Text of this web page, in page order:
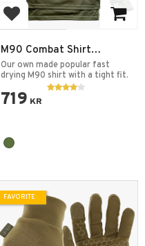
Add to favorites
M90 Combat Shirt
Quickdry
Our own made popular fast
drying M90 shirt with a tight fit.
719 KR
FAVORITE